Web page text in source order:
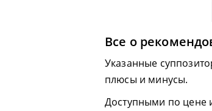
Все о
Указанные
плюсы и минусы.
Доступными по цене